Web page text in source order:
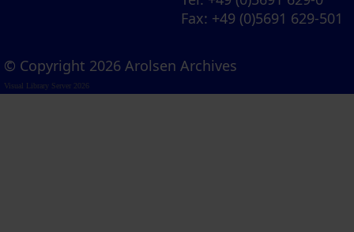
Fax: +49 (0)5691 629-501
© Copyright 2026 Arolsen Archives
Visual Library Server 2026